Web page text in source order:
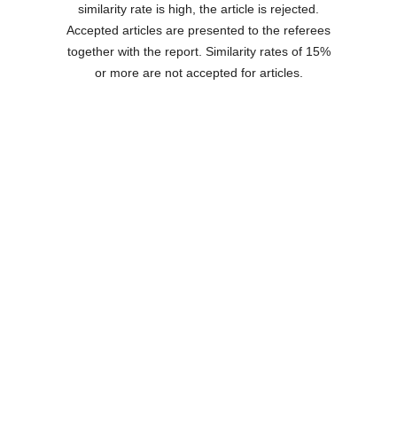
similarity rate is high, the article is rejected.
Accepted articles are presented to the referees
together with the report. Similarity rates of 15%
or more are not accepted for articles.